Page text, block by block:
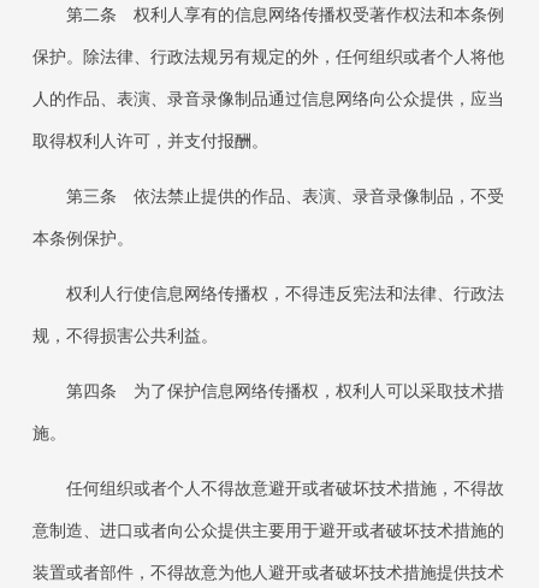
第二条 权利人享有的信息网络传播权受著作权法和本条例
保护。除法律、行政法规另有规定的外，任何组织或者个人将他
人的作品、表演、录音录像制品通过信息网络向公众提供，应当
取得权利人许可，并支付报酬。
第三条 依法禁止提供的作品、表演、录音录像制品，不受
本条例保护。
权利人行使信息网络传播权，不得违反宪法和法律、行政法
规，不得损害公共利益。
第四条 为了保护信息网络传播权，权利人可以采取技术措
施。
任何组织或者个人不得故意避开或者破坏技术措施，不得故
意制造、进口或者向公众提供主要用于避开或者破坏技术措施的
装置或者部件，不得故意为他人避开或者破坏技术措施提供技术